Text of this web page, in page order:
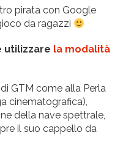
pirata con Google
da ragazzi
utilizzare la modalità
GTM come alla Perla
cinematografica),
della nave spettrale,
il suo cappello da